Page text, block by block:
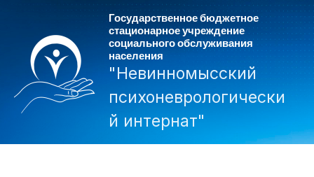
содержимому
Государственное бюджетное
стационарное учреждение
социального обслуживания
населения
"Невинномысский
психоневрологически
й интернат"